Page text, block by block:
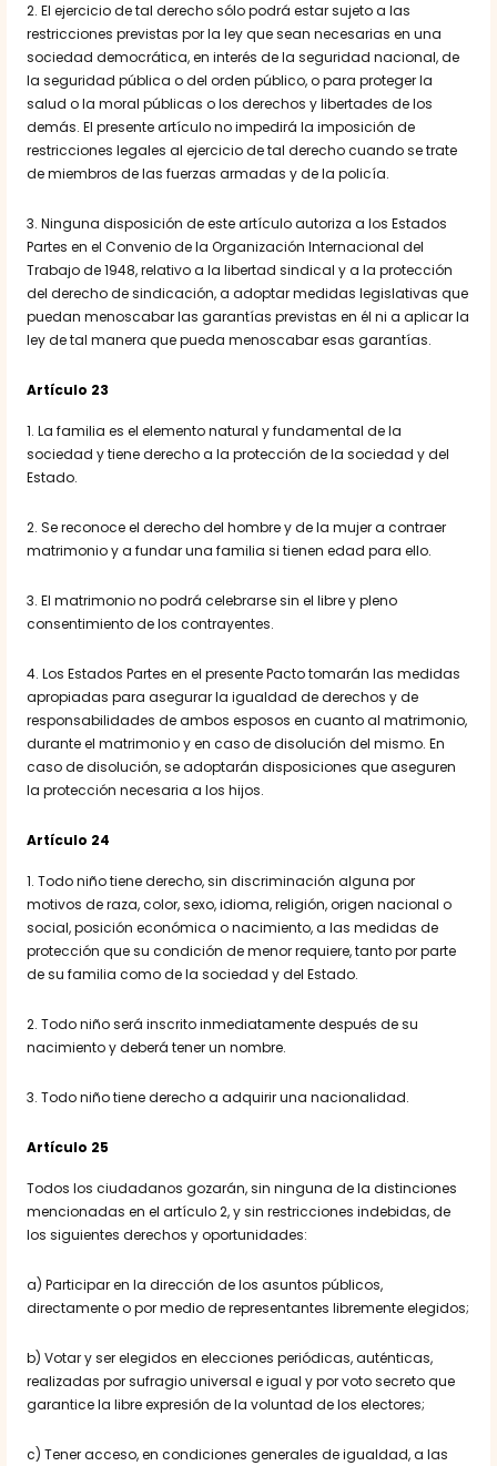
2. El ejercicio de tal derecho sólo podrá estar sujeto a las
restricciones previstas por la ley que sean necesarias en una
sociedad democrática, en interés de la seguridad nacional, de
la seguridad pública o del orden público, o para proteger la
salud o la moral públicas o los derechos y libertades de los
demás. El presente artículo no impedirá la imposición de
restricciones legales al ejercicio de tal derecho cuando se trate
de miembros de las fuerzas armadas y de la policía.
3. Ninguna disposición de este artículo autoriza a los Estados
Partes en el Convenio de la Organización Internacional del
Trabajo de 1948, relativo a la libertad sindical y a la protección
del derecho de sindicación, a adoptar medidas legislativas que
puedan menoscabar las garantías previstas en él ni a aplicar la
ley de tal manera que pueda menoscabar esas garantías.
Artículo 23
1. La familia es el elemento natural y fundamental de la
sociedad y tiene derecho a la protección de la sociedad y del
Estado.
2. Se reconoce el derecho del hombre y de la mujer a contraer
matrimonio y a fundar una familia si tienen edad para ello.
3. El matrimonio no podrá celebrarse sin el libre y pleno
consentimiento de los contrayentes.
4. Los Estados Partes en el presente Pacto tomarán las medidas
apropiadas para asegurar la igualdad de derechos y de
responsabilidades de ambos esposos en cuanto al matrimonio,
durante el matrimonio y en caso de disolución del mismo. En
caso de disolución, se adoptarán disposiciones que aseguren
la protección necesaria a los hijos.
Artículo 24
1. Todo niño tiene derecho, sin discriminación alguna por
motivos de raza, color, sexo, idioma, religión, origen nacional o
social, posición económica o nacimiento, a las medidas de
protección que su condición de menor requiere, tanto por parte
de su familia como de la sociedad y del Estado.
2. Todo niño será inscrito inmediatamente después de su
nacimiento y deberá tener un nombre.
3. Todo niño tiene derecho a adquirir una nacionalidad.
Artículo 25
Todos los ciudadanos gozarán, sin ninguna de la distinciones
mencionadas en el artículo 2, y sin restricciones indebidas, de
los siguientes derechos y oportunidades:
a) Participar en la dirección de los asuntos públicos,
directamente o por medio de representantes libremente elegidos;
b) Votar y ser elegidos en elecciones periódicas, auténticas,
realizadas por sufragio universal e igual y por voto secreto que
garantice la libre expresión de la voluntad de los electores;
c) Tener acceso, en condiciones generales de igualdad, a las